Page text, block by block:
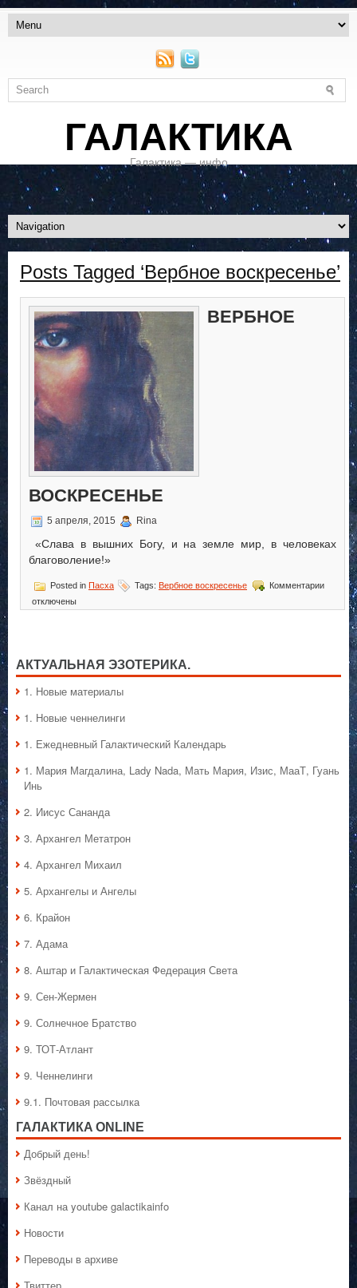
ГАЛАКТИКА
Галактика — инфо
Posts Tagged ‘Вербное воскресенье’
ВЕРБНОЕ
ВОСКРЕСЕНЬЕ
5 апреля, 2015 Rina
«Слава в вышних Богу, и на земле мир, в человеках
благоволение!»
Posted in Пасха Tags: Вербное воскресенье Комментариик
записи
Вербное
отключены
АКТУАЛЬНАЯ ЭЗОТЕРИКА.
1. Hовые материалы
1. Hовые ченнелинги
1. Ежедневный Галактический Календарь
1. Мария Магдалина, Lady Nada, Мать Мария, Изис, МааТ, Гуань
Инь
2. Иисус Сананда
3. Архангел Метатрон
4. Архангел Михаил
5. Архангелы и Ангелы
6. Крайон
7. Адама
8. Аштар и Галактическая Федерация Света
9. Сен-Жермен
9. Солнечное Братство
9. ТОТ-Атлант
9. Ченнелинги
9.1. Почтовая рассылка
ГАЛАКТИКA ONLINE
Добрый день!
Звёздный
Канал на youtube galactikainfo
Новости
Переводы в архиве